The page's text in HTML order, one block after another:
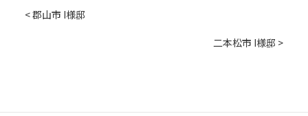
< 郡山市 I様邸
二本松市 I様邸 >